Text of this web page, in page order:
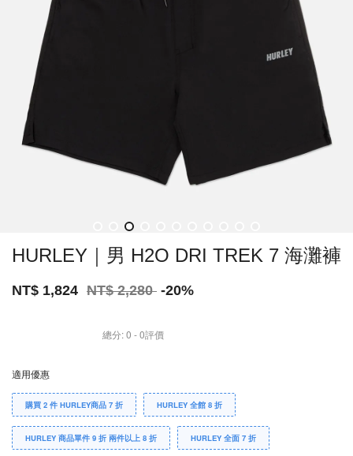
HURLEY｜男 H2O DRI TREK 7 海灘褲
NT$ 1,824 NT$ 2,280 -20%
總分:0 -0評價
適用優惠
購買 2 件 HURLEY商品 7 折 HURLEY 全館 8 折
HURLEY 商品單件 9 折 兩件以上 8 折 HURLEY 全面 7 折